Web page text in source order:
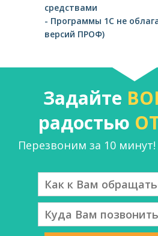
средствами
- Программы 1С не
версий ПРОФ)
Задайте
радостью
Перезвоним за 10